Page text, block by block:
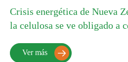
Crisis energética de Nueva
la celulosa se ve obligado a
Ver más 